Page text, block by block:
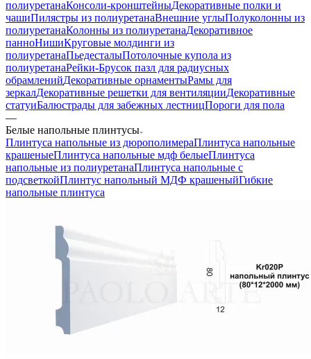
полиуретанаКонсоли-кронштейныДекоративные полки и
чашиПилястры из полиуретанаВнешние углыПолуколонны из
полиуретанаКолонны из полиуретанаДекоративное
панноНишиКруговые молдинги из
полиуретанаПьедесталыПотолочные купола из
полиуретанаРейки-Брусок пазл для радиусных
обрамленийДекоративные орнаментыРамы для
зеркалДекоративные решетки для вентиляцииДекоративные
статуиБалюстрады для забежных лестницПороги для пола
—
Белые напольные плинтусы
Плинтуса напольные из дюрополимераПлинтуса напольные
крашеныеПлинтуса напольные мдф белыеПлинтуса
напольные из полиуретанаПлинтуса напольные с
подсветкойПлинтус напольный МДФ крашеныйГибкие
напольные плинтуса